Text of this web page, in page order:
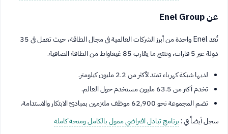
عن Enel Group
تُعد Enel واحدة من أبرز الشركات العالمية في مجال الطاقة، حيث تعمل في 35
دولة عبر 5 قارات، وتنتج ما يقارب 85 غيغاواط من الطاقة الصافية.
لديها شبكة كهرباء تمتد لأكثر من 2.2 مليون كيلومتر.
تخدم أكثر من 63.5 مليون مستخدم حول العالم.
تضم المجموعة نحو 62,900 موظف ملتزمين بمبادئ الابتكار والاستدامة.
سجل أيضاً في :برنامج تبادل افتراضي ممول بالكامل ومنحة كاملة